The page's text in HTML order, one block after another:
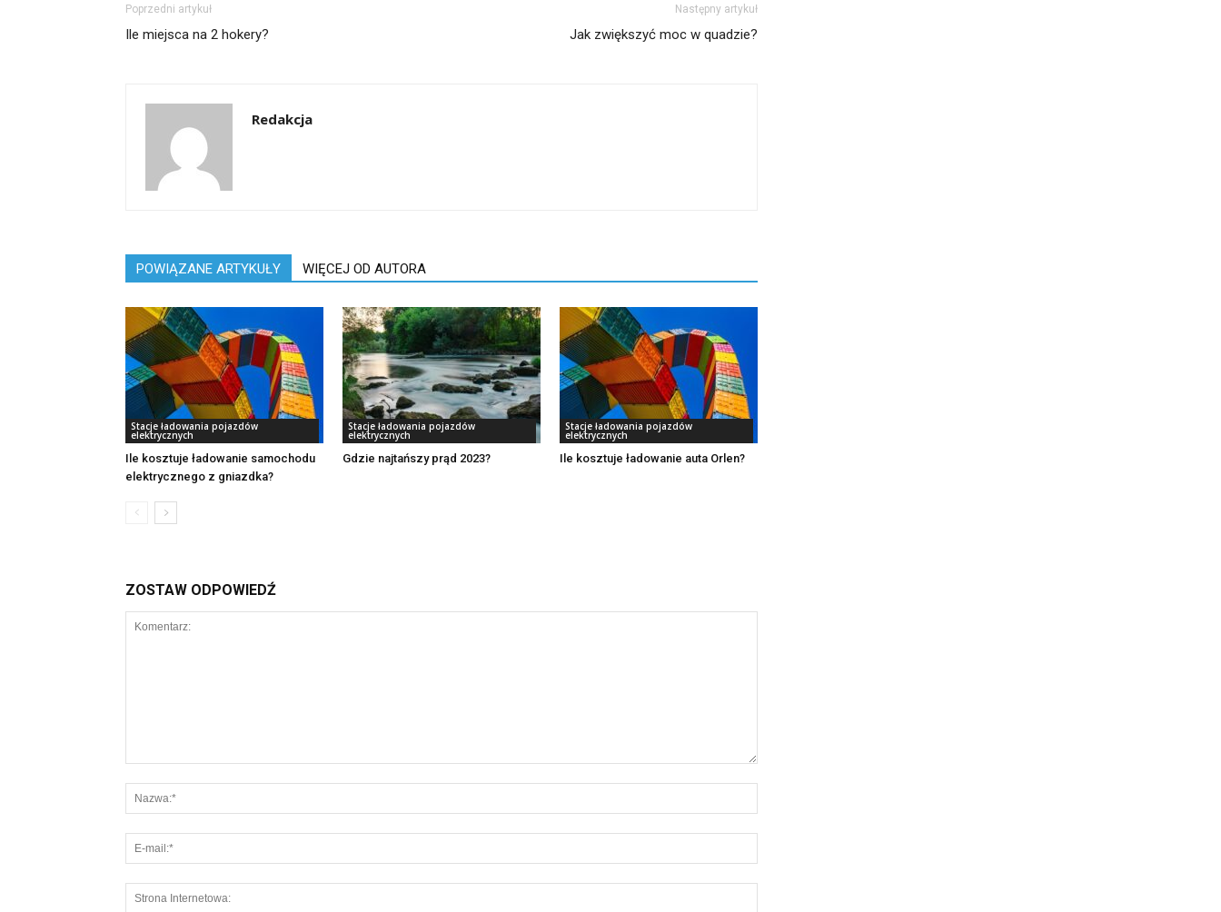
Poprzedni artykuł
Ile miejsca na 2 hokery?
Następny artykuł
Jak zwiększyć moc w quadzie?
Redakcja
POWIĄZANE ARTYKUŁY WIĘCEJ OD AUTORA
Stacje ładowania pojazdów
elektrycznych
Ile kosztuje ładowanie samochodu
elektrycznego z gniazdka?
Stacje ładowania pojazdów
elektrycznych
Gdzie najtańszy prąd 2023?
Stacje ładowania pojazdów
elektrycznych
Ile kosztuje ładowanie auta Orlen?
ZOSTAW ODPOWIEDŹ